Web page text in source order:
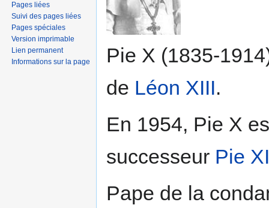
Pie X (1835-
de Léon XIII.
En 1954, Pie X
successeur Pie
Pape de la
Pages liées
Suivi des pages liées
Pages spéciales
Version imprimable
Lien permanent
Informations sur la page